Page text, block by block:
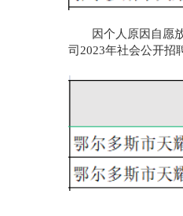
因个人原因自愿
司 2023年社会公开招